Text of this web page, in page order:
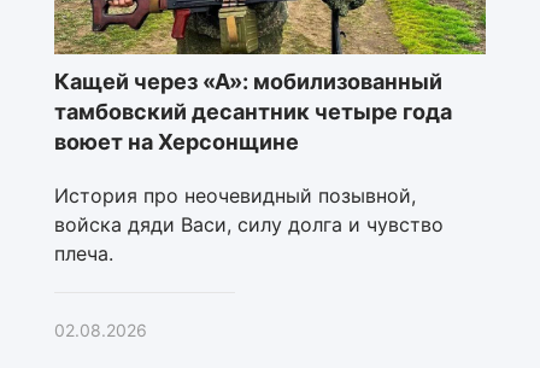
Кащей через «А»: мобилизованный
тамбовский десантник четыре года
воюет на Херсонщине
История про неочевидный позывной,
войска дяди Васи, силу долга и чувство
плеча.
02.08.2026